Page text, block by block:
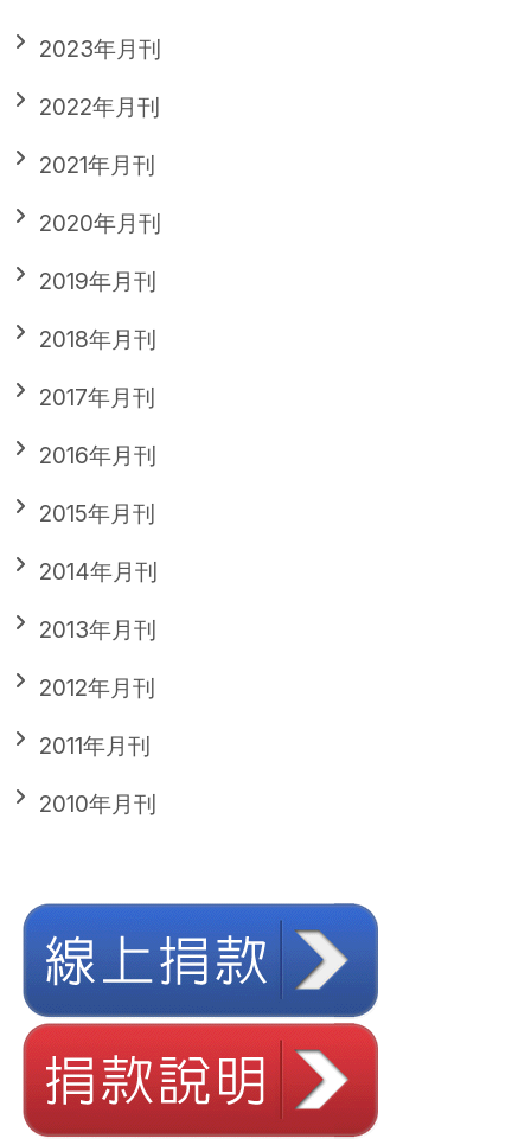
2023年月刊
2022年月刊
2021年月刊
2020年月刊
2019年月刊
2018年月刊
2017年月刊
2016年月刊
2015年月刊
2014年月刊
2013年月刊
2012年月刊
2011年月刊
2010年月刊